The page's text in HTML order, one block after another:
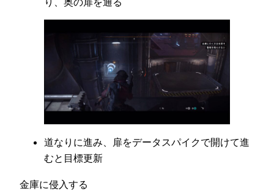
道なりに進み、扉をデータスパイクで開けて進
むと目標更新
金庫に侵入する